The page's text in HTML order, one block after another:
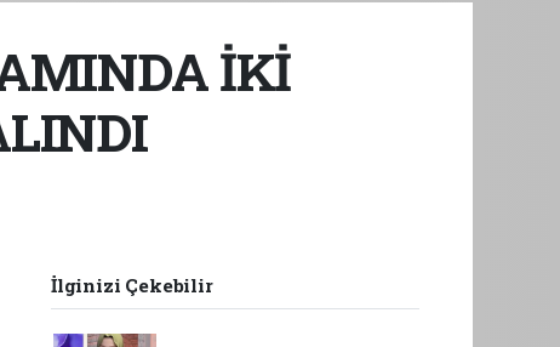
İKİ
İlginizi Çekebilir